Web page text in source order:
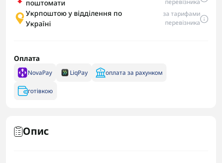
поштомати
перевізника
Укрпоштою у відділення по
Україні
за тарифами
перевізника
Оплата
NovaPay LiqPay оплата за рахунком
готівкою
Опис